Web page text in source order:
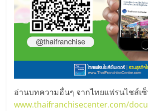
ขาย
หน้า
น้อย
ไว,อ่านบทความอื่นๆ จากไทยแฟรนไชส์เซ็
www.thaifranchisecenter.com/